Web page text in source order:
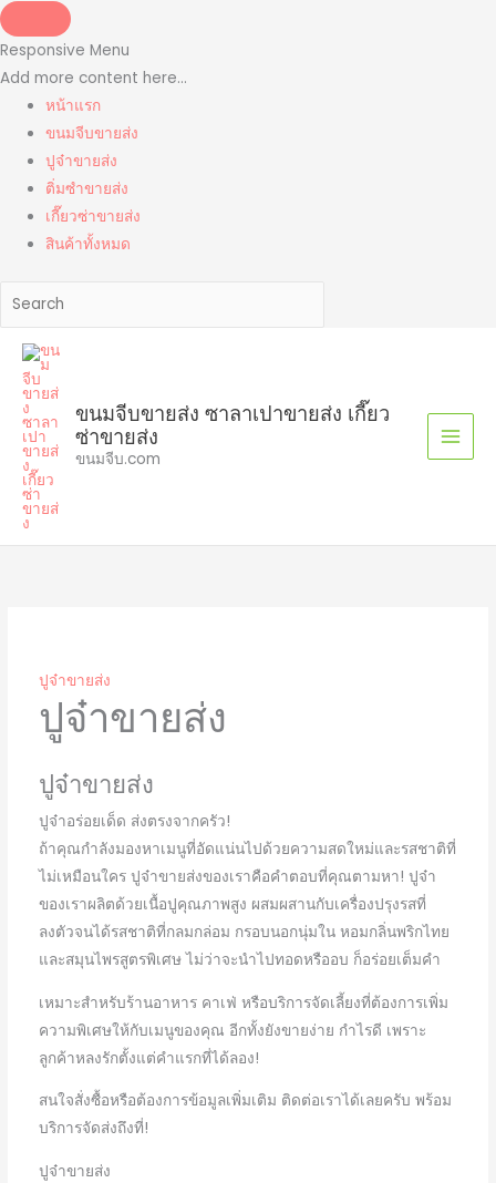
Responsive Menu
Add more content here...
หน้าแรก
ขนมจีบขายส่ง
ปูจ๋าขายส่ง
ติ่มซำขายส่ง
เกี๊ยวซ่าขายส่ง
สินค้าทั้งหมด
Skip
to
content
ขนมจีบขายส่ง ซาลาเปาขายส่ง เกี๊ยว
ซ่าขายส่ง
ขนมจีบ.com
ปูจ๋าขายส่ง
ปูจ๋าขายส่ง
ปูจ๋าขายส่ง
ปูจ๋าอร่อยเด็ด ส่งตรงจากครัว!
ถ้าคุณกำลังมองหาเมนูที่อัดแน่นไปด้วยความสดใหม่และรสชาติที่
ไม่เหมือนใคร ปูจ๋าขายส่งของเราคือคำตอบที่คุณตามหา! ปูจ๋า
ของเราผลิตด้วยเนื้อปูคุณภาพสูง ผสมผสานกับเครื่องปรุงรสที่
ลงตัวจนได้รสชาติที่กลมกล่อม กรอบนอกนุ่มใน หอมกลิ่นพริกไทย
และสมุนไพรสูตรพิเศษ ไม่ว่าจะนำไปทอดหรืออบ ก็อร่อยเต็มคำ
เหมาะสำหรับร้านอาหาร คาเฟ่ หรือบริการจัดเลี้ยงที่ต้องการเพิ่ม
ความพิเศษให้กับเมนูของคุณ อีกทั้งยังขายง่าย กำไรดี เพราะ
ลูกค้าหลงรักตั้งแต่คำแรกที่ได้ลอง!
สนใจสั่งซื้อหรือต้องการข้อมูลเพิ่มเติม ติดต่อเราได้เลยครับ พร้อม
บริการจัดส่งถึงที่!
ปูจ๋าขายส่ง